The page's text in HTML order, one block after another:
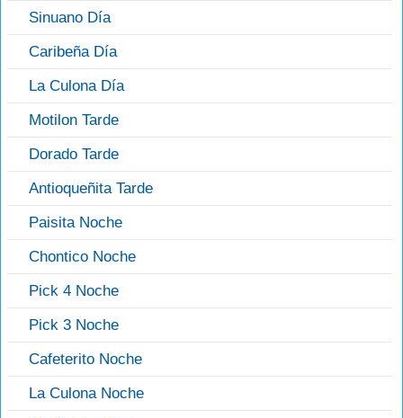
Sinuano Día
Caribeña Día
La Culona Día
Motilon Tarde
Dorado Tarde
Antioqueñita Tarde
Paisita Noche
Chontico Noche
Pick 4 Noche
Pick 3 Noche
Cafeterito Noche
La Culona Noche